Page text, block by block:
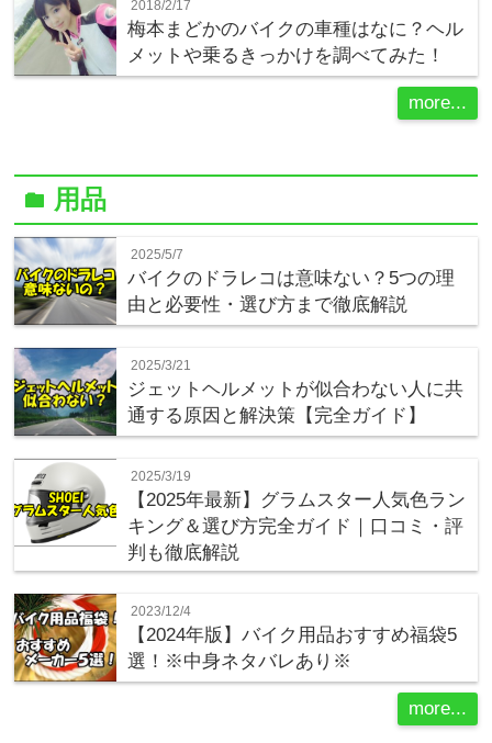
2018/2/17
梅本まどかのバイクの車種はなに？ヘル
メットや乗るきっかけを調べてみた！
more...
folder 用品
2025/5/7
バイクのドラレコは意味ない？5つの理
由と必要性・選び方まで徹底解説
2025/3/21
ジェットヘルメットが似合わない人に共
通する原因と解決策【完全ガイド】
2025/3/19
【2025年最新】グラムスター人気色ラン
キング＆選び方完全ガイド｜口コミ・評
判も徹底解説
2023/12/4
【2024年版】バイク用品おすすめ福袋5
選！※中身ネタバレあり※
more...